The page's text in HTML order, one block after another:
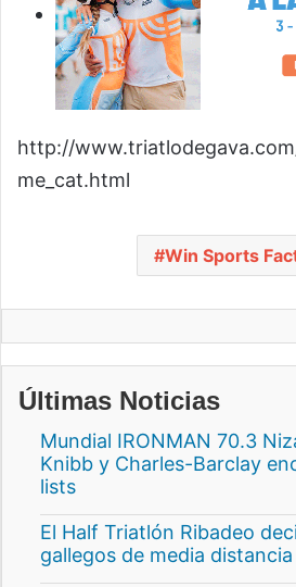
http://
me_cat.html
Win Sports
Últimas Noticias
Mundial IRONMAN 70.3
Knibb y Charles-Barclay
lists
El Half Triatlón Ribadeo
gallegos de media